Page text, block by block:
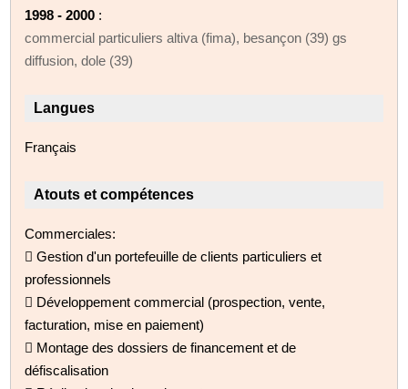
1998 - 2000 :
commercial particuliers altiva (fima), besançon (39) gs
diffusion, dole (39)
Langues
Français
Atouts et compétences
Commerciales:
 Gestion d'un portefeuille de clients particuliers et
professionnels
 Développement commercial (prospection, vente,
facturation, mise en paiement)
 Montage des dossiers de financement et de
défiscalisation